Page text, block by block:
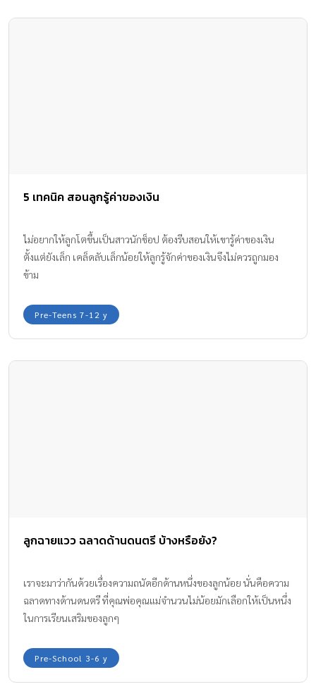
5 เทคนิค สอนลูกรู้ค่าของเงิน
ไม่อยากให้ลูกโตขึ้นเป็นสาวนักช็อป ต้องรีบสอนให้เขารู้ค่าของเงิน
ตั้งแต่ยังเล็ก เคล็ดลับเล็กน้อยให้ลูกรู้จักค่าของเงินจึงไม่ควรถูกมอง
ข้าม
Pre-Teens 7-12 y
ลูกฉายแวว ฉลาดด้านดนตรี บ้างหรือยัง?
เราจะมาว่ากันด้วยเรื่องความถนัดอีกด้านหนึ่งของลูกน้อย นั่นคือความ
ฉลาดทางด้านดนตรี ที่คุณพ่อคุณแม่จำนวนไม่น้อยมักเลือกให้เป็นหนึ่ง
ในการเรียนเสริมของลูกๆ
Pre-School 3-6 y